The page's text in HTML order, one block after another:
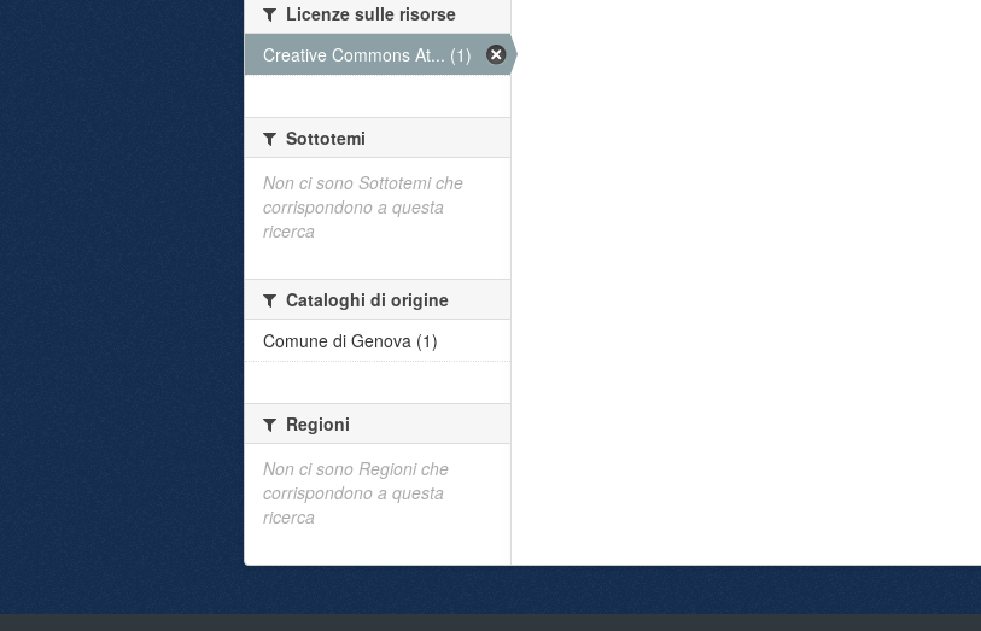
Licenze sulle risorse
Creative Commons At... (1)
Sottotemi
Non ci sono Sottotemi che
corrispondono a questa
ricerca
Cataloghi di origine
Comune di Genova (1)
Regioni
Non ci sono Regioni che
corrispondono a questa
ricerca